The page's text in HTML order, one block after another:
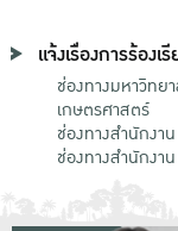
แจ้งเรื่องการร้อง
ช่องทางมหาวิทย
เกษตรศาสตร์
ช่องทางสำนักงา
ช่องทางสำนักงา